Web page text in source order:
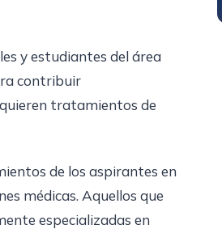
y estudiantes del área
contribuir
tratamientos de
de los aspirantes en
médicas. Aquellos que
especializadas en